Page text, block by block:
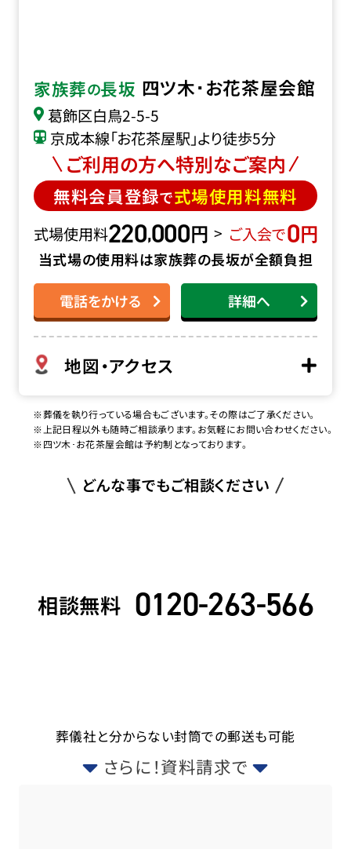
家族葬の長坂 四ツ木･お花茶屋会館
葛飾区白鳥2-5-5
京成本線「お花茶屋駅」より徒歩5分
ご利用の方へ特別なご案内
無料会員登録で式場使用料無料
式場使用料220,000円 > ご入会で0円
当式場の使用料は家族葬の長坂が全額負担
電話をかける 詳細へ
地図・アクセス
※葬儀を執り行っている場合もございます。その際はご了承ください。
※上記日程以外も随時ご相談承ります。お気軽にお問い合わせください。
※四ツ木･お花茶屋会館は予約制となっております。
どんな事でもご相談ください
相談無料 0120-263-566
さらに！資料請求で